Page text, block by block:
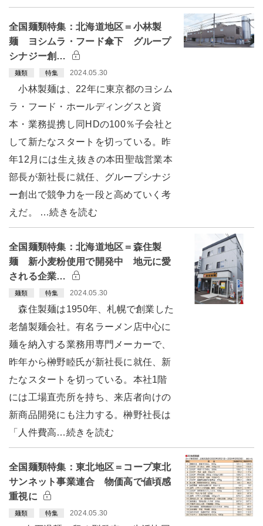
全国麺類特集：北海道地区＝小林製
麺 ヨシムラ・フード傘下 グループ
シナジー創…
麺類 特集 2024.05.30
小林製麺は、22年に東京都のヨシム
ラ・フード・ホールディングスと資
本・業務提携し同HDの100％子会社と
して新たなスタートを切っている。昨
年12月には生え抜きの本田聖哉営業本
部長が新社長に就任、グループシナジ
ー創出で競争力を一段と高めていく考
えだ。 …続きを読む
全国麺類特集：北海道地区＝森住製
麺 新小麦粉使用で開発中 地元に愛
される企業…
麺類 特集 2024.05.30
森住製麺は1950年、札幌で創業した
老舗製麺会社。有名ラーメン店中心に
麺を納入する業務用専門メーカーで、
昨年から榊野睦氏が新社長に就任、新
たなスタートを切っている。本社1階
には工場直売所を持ち、来店者向けの
新商品開発にも注力する。榊野社長は
「人件費高…続きを読む
全国麺類特集：東北地区＝コープ東北
サンネット事業連合 物価高で値頃感
重視に
麺類 特集 2024.05.30